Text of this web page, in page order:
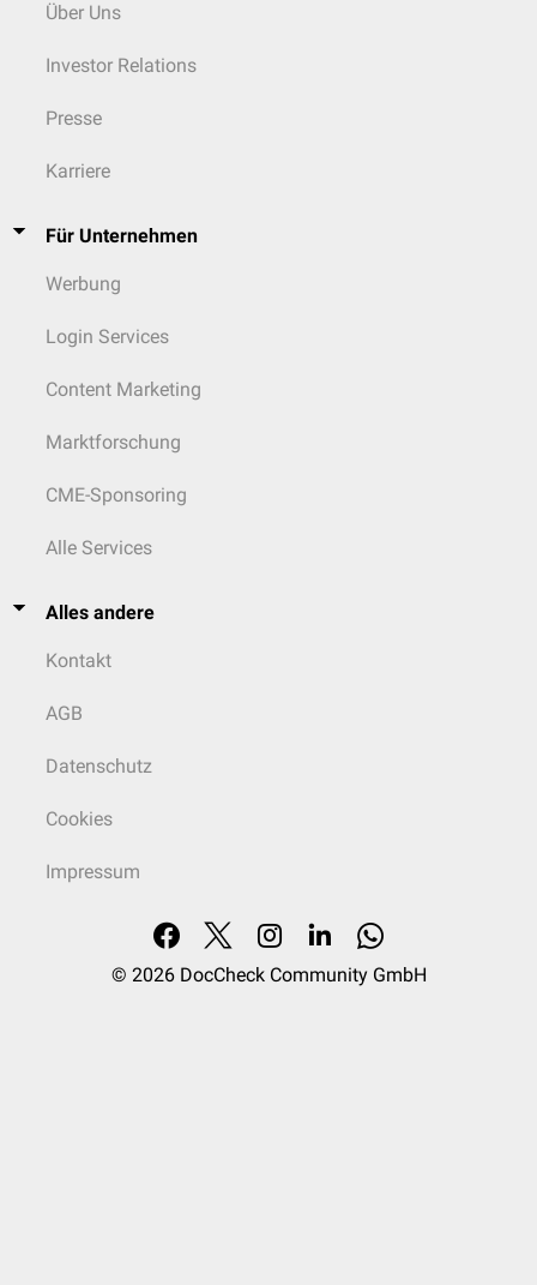
Über Uns
Investor Relations
Presse
Karriere
Für Unternehmen
Werbung
Login Services
Content Marketing
Marktforschung
CME-Sponsoring
Alle Services
Alles andere
Kontakt
AGB
Datenschutz
Cookies
Impressum
© 2026 DocCheck Community GmbH